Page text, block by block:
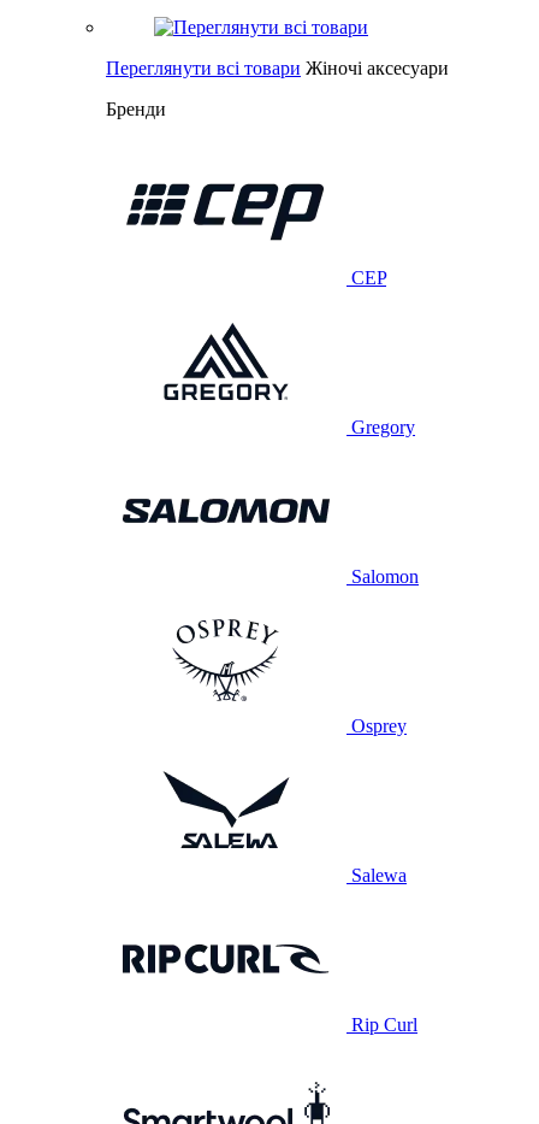
Переглянути всі товари Жіночі аксесуари
Бренди
CEP
Gregory
Salomon
Osprey
Salewa
Rip Curl